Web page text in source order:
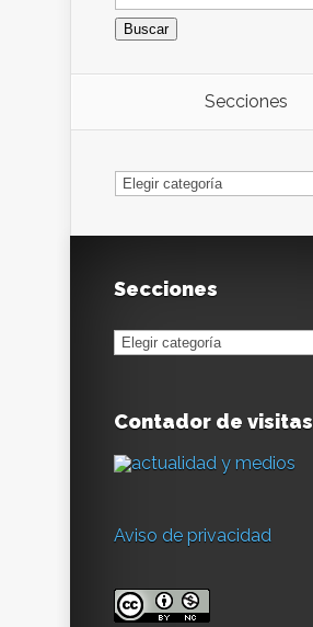
Secciones
Secciones
Secciones
Secciones
Contador de visitas
Aviso de privacidad